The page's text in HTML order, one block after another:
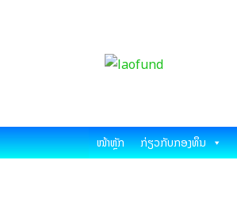
ໜ້າຫຼັກ ກ່ຽວກັບກອງທຶນ